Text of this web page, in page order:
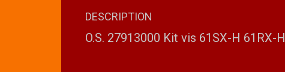
DESCRIPTION
O.S. 27913000 Kit vis 61SX-H 61RX-